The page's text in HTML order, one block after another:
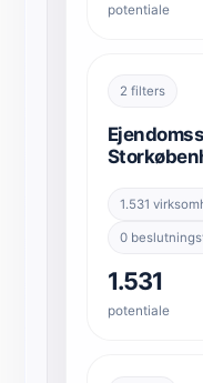
potentiale
2 filters
1.531
0
1.531
potentiale